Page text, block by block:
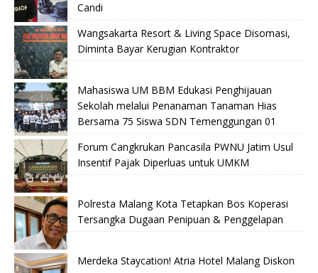
Candi
Wangsakarta Resort & Living Space Disomasi,
Diminta Bayar Kerugian Kontraktor
Mahasiswa UM BBM Edukasi Penghijauan
Sekolah melalui Penanaman Tanaman Hias
Bersama 75 Siswa SDN Temenggungan 01
Forum Cangkrukan Pancasila PWNU Jatim Usul
Insentif Pajak Diperluas untuk UMKM
Polresta Malang Kota Tetapkan Bos Koperasi
Tersangka Dugaan Penipuan & Penggelapan
Merdeka Staycation! Atria Hotel Malang Diskon